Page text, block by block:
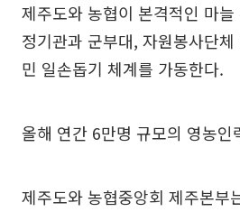
제주도와 농협이 본격적인 마
정기관과 군부대, 자원봉사단
민 일손돕기 체계를 가동한다.
올해 연간 6만명 규모의 영농인
제주도와 농협중앙회 제주본부